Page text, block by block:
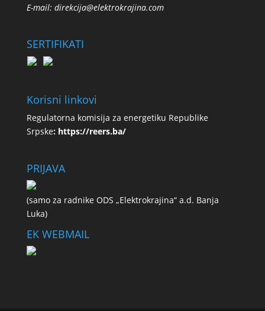
E-mail: direkcija@elektrokrajina.com
SERTIFIKATI
Korisni linkovi
Regulatorna komisija za energetiku Republike
Srpske: https://reers.ba/
PRIJAVA
(samo za radnike ODS „Elektrokrajina“ a.d. Banja
Luka)
EK WEBMAIL